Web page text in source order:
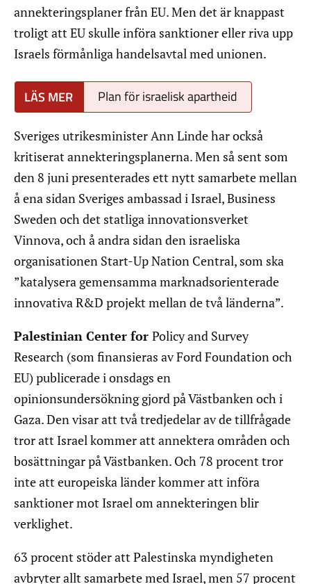
annekteringsplaner från EU. Men det är knappast
troligt att EU skulle införa sanktioner eller riva upp
Israels förmånliga handelsavtal med unionen.
Plan för israelisk apartheid
Sveriges utrikesminister Ann Linde har också
kritiserat annekteringsplanerna. Men så sent som
den 8 juni presenterades ett nytt samarbete mellan
å ena sidan Sveriges ambassad i Israel, Business
Sweden och det statliga innovationsverket
Vinnova, och å andra sidan den israeliska
organisationen Start-Up Nation Central, som ska
”katalysera gemensamma marknadsorienterade
innovativa R&D projekt mellan de två länderna”.
Palestinian Center for Policy and Survey
Research (som finansieras av Ford Foundation och
EU) publicerade i onsdags en
opinionsundersökning gjord på Västbanken och i
Gaza. Den visar att två tredjedelar av de tillfrågade
tror att Israel kommer att annektera områden och
bosättningar på Västbanken. Och 78 procent tror
inte att europeiska länder kommer att införa
sanktioner mot Israel om annekteringen blir
verklighet.
63 procent stöder att Palestinska myndigheten
avbryter allt samarbete med Israel, men 57 procent